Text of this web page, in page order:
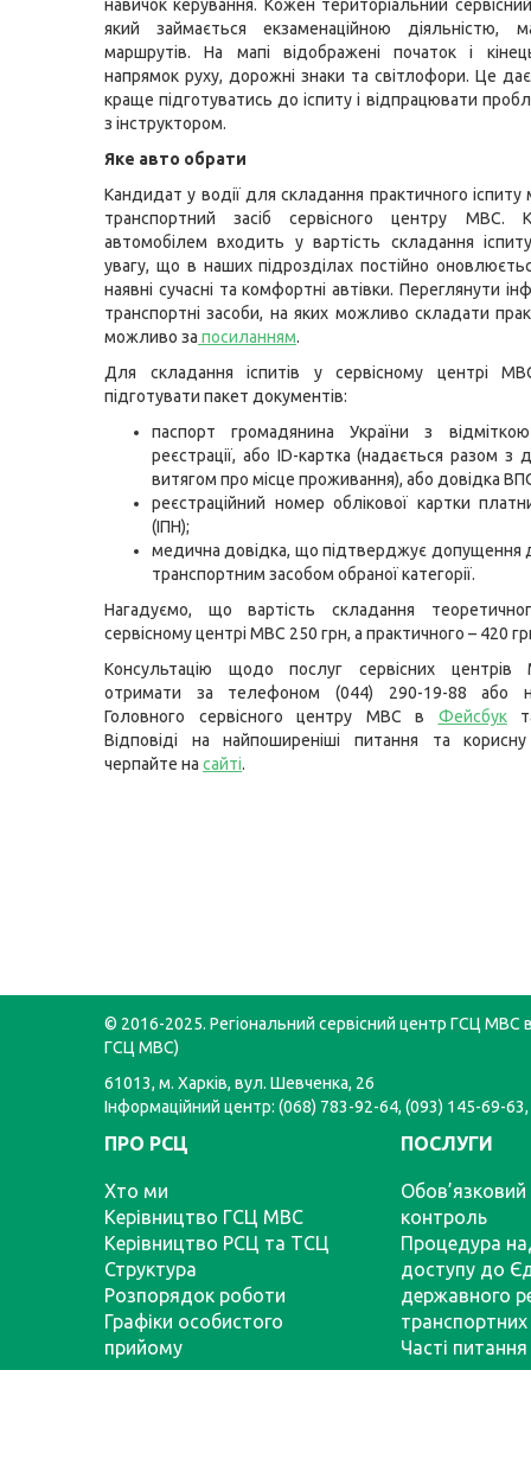
навичок керування. Кожен територіальний
який займається екзаменаційною діяльністю,
маршрутів. На мапі відображені початок і
напрямок руху, дорожні знаки та світлофори. Це
краще підготуватись до іспиту і відпрацювати
з інструктором.
Яке авто обрати
Кандидат у водії для складання практичного
транспортний засіб сервісного центру МВС.
автомобілем входить у вартість складання
увагу, що в наших підрозділах постійно
наявні сучасні та комфортні автівки. Переглянути
транспортні засоби, на яких можливо складати
можливо за посиланням.
Для складання іспитів у сервісному центрі
підготувати пакет документів:
паспорт громадянина України з
реєстрації, або ID-картка (надається разом з
витягом про місце проживання), або довідка
реєстраційний номер облікової картки
(ІПН);
медична довідка, що підтверджує допущення
транспортним засобом обраної категорії.
Нагадуємо, що вартість складання
сервісному центрі МВС 250 грн, а практичного – 420
Консультацію щодо послуг сервісних
отримати за телефоном (044) 290-19-88 або
Головного сервісного центру МВС в Фейсбук
Відповіді на найпоширеніші питання та
черпайте на сайті.
© 2016-2025. Регіональний сервісний центр ГСЦ МВС в
ГСЦ МВС)
61013, м. Харків, вул. Шевченка, 26
Інформаційний центр: (068) 783-92-64, (093) 145-69-
ПРО РСЦ
Хто ми
Керівництво ГСЦ МВС
Керівництво РСЦ та ТСЦ
Структура
Розпорядок роботи
Графіки особистого
прийому
ПОСЛУГИ
Обов’язковий
контроль
Процедура
доступу до
державного
транспортних
Часті питання